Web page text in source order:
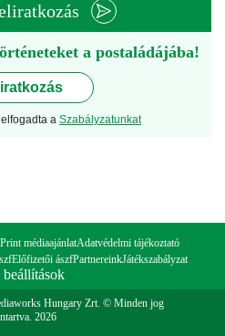
a postaládájába!
a Szabályzatunkat
Print médiaajánlatAdatvédelmi tájékoztató
Előfizetői ászfPartnereinkJátékszabályzat
beállítások
Hungary Zrt. © Minden jog
2026